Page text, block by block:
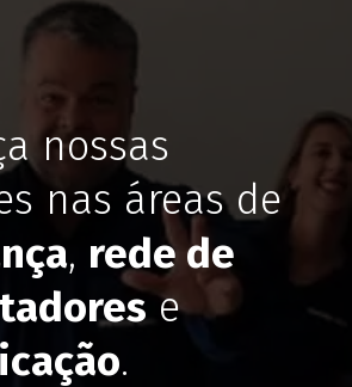
nossas
nas áreas de
, rede de
e
.